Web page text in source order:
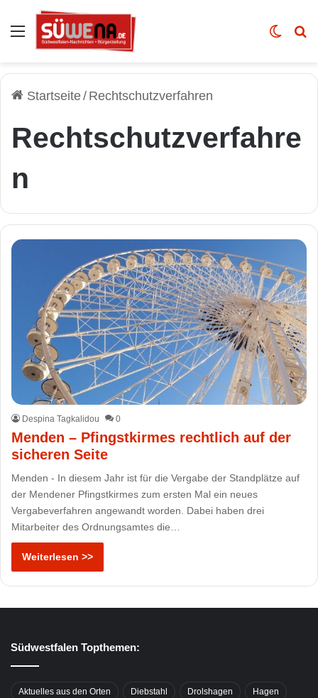
Auswahl Skin
Startseite/ Rechtschutzverfahren
Rechtschutzverfahre
n
Despina Tagkalidou 0
Menden – Pfingstkirmes rechtlich auf der
sicheren Seite
Menden - In diesem Jahr ist für die Vergabe der Standplätze auf
der Mendener Pfingstkirmes zum ersten Mal ein neues
Vergabeverfahren angewandt worden. Dabei haben drei
Mitarbeiter des Ordnungsamtes die…
Weiterlesen >>
Südwestfalen Topthemen:
Aktuelles aus den Orten Diebstahl Drolshagen Hagen